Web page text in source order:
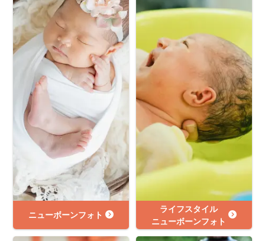
ニューボーンフォト
ライフスタイル
ニューボーンフォト